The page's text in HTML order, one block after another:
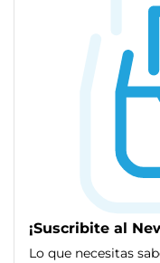
¡Suscribite al
Lo que necesitas